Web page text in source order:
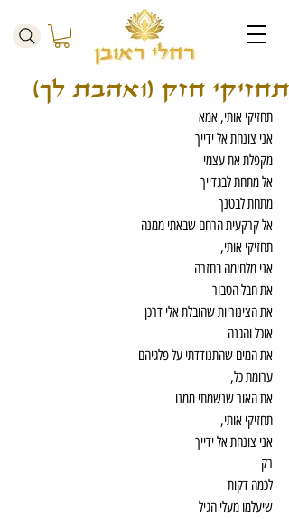
תחזיקי חזק (ואהבת לך)
תחזיקי אותי, אמא
אני צונחת אל ידייך
מקפלת את עצמי
אל מתחת לבגדייך
מתחת לבטנך
אל קרקעית הרחם שבאתי ממנה
תחזיקי אותי,
אני מלחימה בחזרה
את חבל הטבור
את הצינוריות שהובלת אלי דרכן
אוכל והגנה
את המים שהתנודדתי על פלגיהם
ערומת כל,
את האור שנשמתי ממנו
תחזיקי אותי,
אני צונחת אל ידייך
רק
לכמה דקות
שיעלמו מעלי הגיל